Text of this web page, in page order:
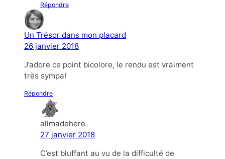
Répondre
Un Trésor dans mon placard
26 janvier 2018
J’adore ce point bicolore, le rendu est vraiment
très sympa!
Répondre
allmadehere
27 janvier 2018
C’est bluffant au vu de la difficulté de